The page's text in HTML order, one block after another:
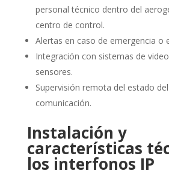
personal técnico dentro del
centro de control.
Alertas en caso de emergencia o
Integración con sistemas de
sensores.
Supervisión remota del estado
comunicación.
Instalación y
características
los interfonos IP